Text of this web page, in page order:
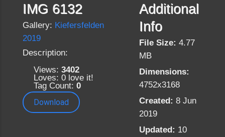
IMG 6132
Gallery: Kiefersfelden
2019
Description:
Views: 3402
Loves: 0 love it!
Tag Count: 0
Download
Additional
Info
File Size: 4.77
MB
Dimensions:
4752x3168
Created: 8 Jun
2019
Updated: 10